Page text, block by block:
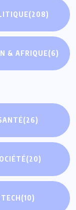
(208)
& AFRIQUE(6)
(26)
(20)
TECH(10)